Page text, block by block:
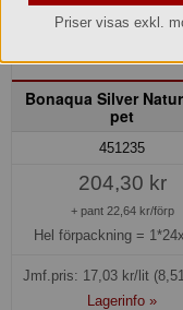
Bonaqua Silver
pet
451235
204,30 kr
+ pant 22,64 kr/förp
Hel förpackning =
Jmf.pris: 17,03kr/lit
Lagerinfo »
Priser visas exkl.